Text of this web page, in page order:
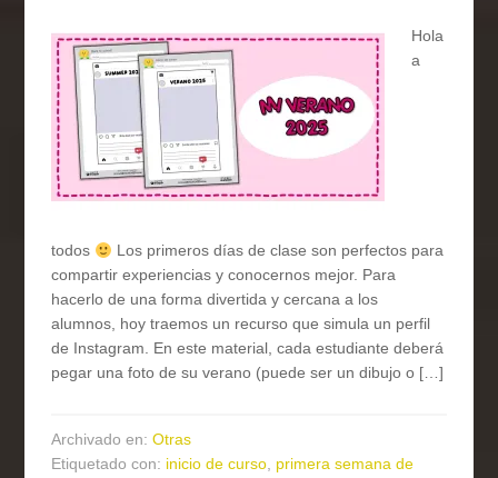
Hola
a
todos
Los primeros días de clase son perfectos para
compartir experiencias y conocernos mejor. Para
hacerlo de una forma divertida y cercana a los
alumnos, hoy traemos un recurso que simula un perfil
de Instagram. En este material, cada estudiante deberá
pegar una foto de su verano (puede ser un dibujo o […]
Archivado en:Otras
Etiquetado con: inicio de curso, primera semana de